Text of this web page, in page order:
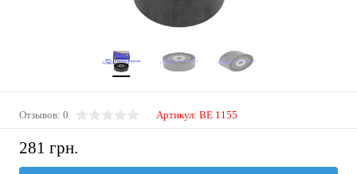
Отзывов: 0 Артикул: BE 1155
281 грн.